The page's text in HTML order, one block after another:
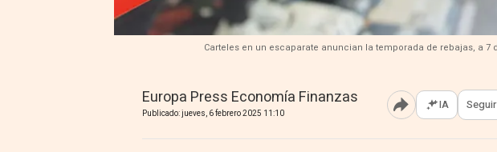
Carteles en un escaparate anuncian la temporada de rebajas, a 7
Europa Press Economía Finanzas
Publicado: jueves, 6 febrero 2025 11:10 Abrir opciones
IA